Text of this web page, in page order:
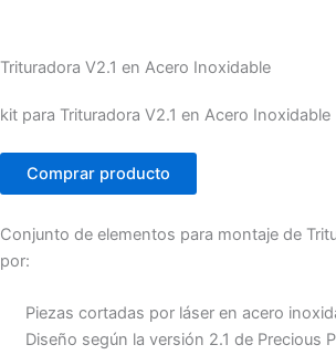
Trituradora V2.1 en Acero Inoxidable
kit para Trituradora V2.1 en Acero Inoxidable
Comprar producto
Conjunto de elementos para montaje de
por:
Piezas cortadas por láser en acero
Diseño según la versión 2.1 de Precious